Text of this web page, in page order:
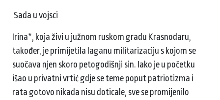
Sada u vojsci
Irina*, koja živi u južnom ruskom gradu Krasnodaru,
također, je primijetila laganu militarizaciju s kojom se
suočava njen skoro petogodišnji sin. Iako je u početku
išao u privatni vrtić gdje se teme poput patriotizma i
rata gotovo nikada nisu doticale, sve se promijenilo